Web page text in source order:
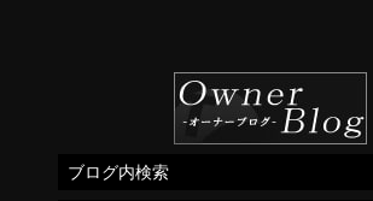
ブログ内検索